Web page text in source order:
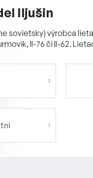
Iljušin
sovietsky) výrobca
Il-76 či Il-62.